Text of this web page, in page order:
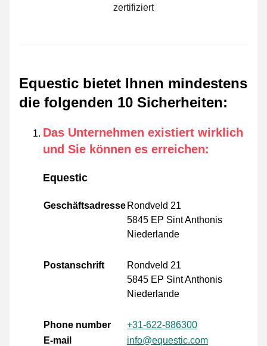
zertifiziert
Equestic bietet Ihnen mindestens
die folgenden 10 Sicherheiten:
Das Unternehmen existiert wirklich
und Sie können es erreichen:
Equestic
Geschäftsadresse Rondveld 21
5845 EP Sint Anthonis
Niederlande
Postanschrift
Rondveld 21
5845 EP Sint Anthonis
Niederlande
Phone number
+31-622-886300
E-mail
info@equestic.com